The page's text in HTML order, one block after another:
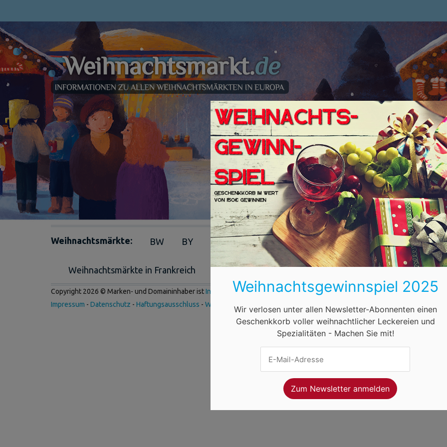
Weihnachtsmärkte: BW BY BE BB HB HH HE MV NI NW
Weihnachtsmärkte in Frankreich Weihnachtsmärkte in Österreich Öffnungszeiten
Copyright 2026 © Marken- und Domaininhaber istInternet Ventures . Webseitenbetreiber istVolo Media.
Impressum - Datenschutz - Haftungsausschluss - Werbung
Weihnachtsgewinnspiel 2025
Wir verlosen unter allen Newsletter-Abonnenten einen
Geschenkkorb voller weihnachtlicher Leckereien und
Spezialitäten - Machen Sie mit!